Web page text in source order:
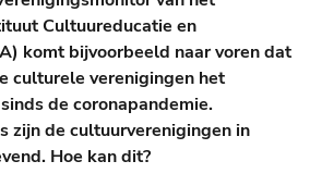
Cultuureducatie en
komt bijvoorbeeld naar voren dat
culturele verenigingen het
de coronapandemie.
zijn de cultuurverenigingen in
Hoe kan dit?